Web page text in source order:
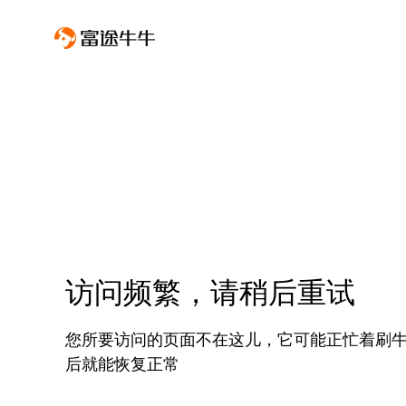
访问频繁，请稍后重试
您所要访问的页面不在这儿，它可能正忙着刷
后就能恢复正常